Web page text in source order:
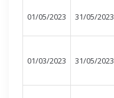
01/05/2023 31/05/2023
01/03/2023 31/05/2023